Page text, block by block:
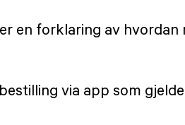
en forklaring av
via app som